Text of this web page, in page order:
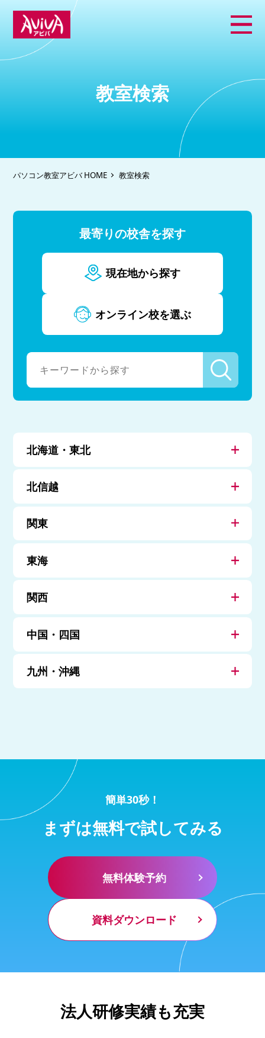
教室検索
パソコン教室アビバ HOME 教室検索
最寄りの校舎を探す
現在地から探す
オンライン校を選ぶ
北海道・東北
北信越
関東
東海
関西
中国・四国
九州・沖縄
簡単30秒！
まずは無料で試してみる
無料体験予約
資料ダウンロード
法人研修実績も充実